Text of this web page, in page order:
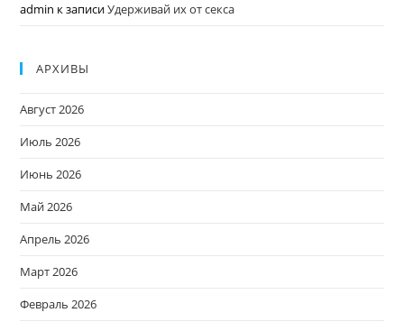
admin к записиУдерживай их от секса
АРХИВЫ
Август 2026
Июль 2026
Июнь 2026
Май 2026
Апрель 2026
Март 2026
Февраль 2026